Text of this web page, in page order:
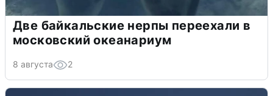
Две байкальские нерпы переехали в
московский океанариум
8 августа 2